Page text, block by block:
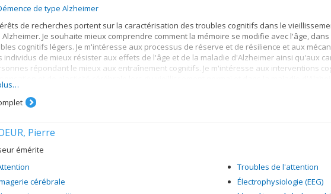
de type Alzheimer
de recherches portent sur la caractérisation des troubles cognitifs dans le
Alzheimer. Je souhaite mieux comprendre comment la mémoire se modifie avec l'âge,
cognitifs légers. Je m'intéresse aux processus de réserve et de résilience et aux
individus de mieux résister aux effets de l'âge et de la maladie d'Alzheimer ainsi qu'aux
répondant le mieux aux entraînement cognitifs. Je m'intéresse aux interventions
place de stratégies pour disséminer ces programmes d'entraînements cognitifs à la
les nouvelles technologies (telles la réalité virtuelle et les plateformes en ligne).
Pierre
émérite
cérébrale
Troubles de l'attention
Électrophysiologie (EEG)